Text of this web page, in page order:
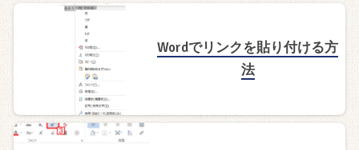
Wordでリンクを貼り付ける方
法